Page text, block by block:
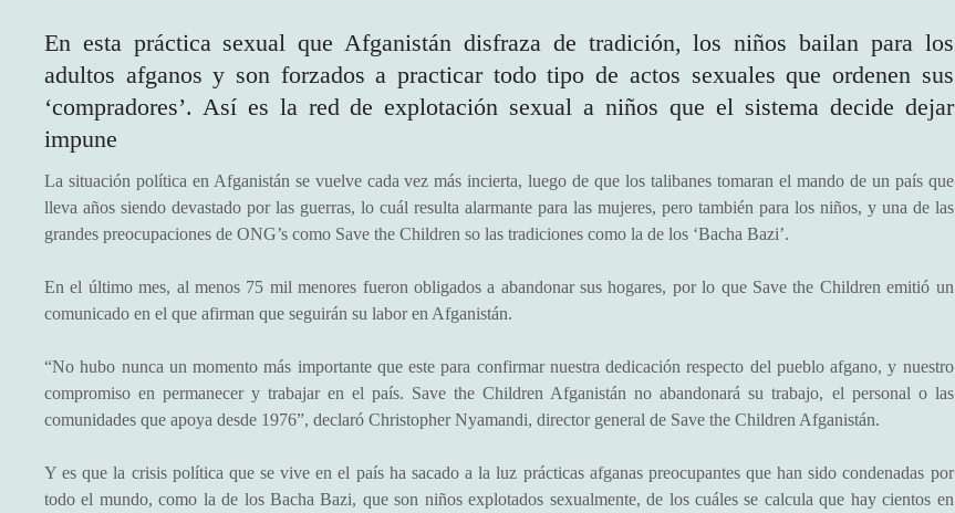
En esta práctica sexual que Afganistán disfraza de tradición, los niños bailan para los
adultos afganos y son forzados a practicar todo tipo de actos sexuales que ordenen sus
‘compradores’. Así es la red de explotación sexual a niños que el sistema decide dejar
impune
La situación política en Afganistán se vuelve cada vez más incierta, luego de que los talibanes tomaran el mando de un país que
lleva años siendo devastado por las guerras, lo cuál resulta alarmante para las mujeres, pero también para los niños, y una de las
grandes preocupaciones de ONG’s como Save the Children so las tradiciones como la de los ‘Bacha Bazi’.
En el último mes, al menos 75 mil menores fueron obligados a abandonar sus hogares, por lo que Save the Children emitió un
comunicado en el que afirman que seguirán su labor en Afganistán.
“No hubo nunca un momento más importante que este para confirmar nuestra dedicación respecto del pueblo afgano, y nuestro
compromiso en permanecer y trabajar en el país. Save the Children Afganistán no abandonará su trabajo, el personal o las
comunidades que apoya desde 1976”, declaró Christopher Nyamandi, director general de Save the Children Afganistán.
Y es que la crisis política que se vive en el país ha sacado a la luz prácticas afganas preocupantes que han sido condenadas por
todo el mundo, como la de los Bacha Bazi, que son niños explotados sexualmente, de los cuáles se calcula que hay cientos en